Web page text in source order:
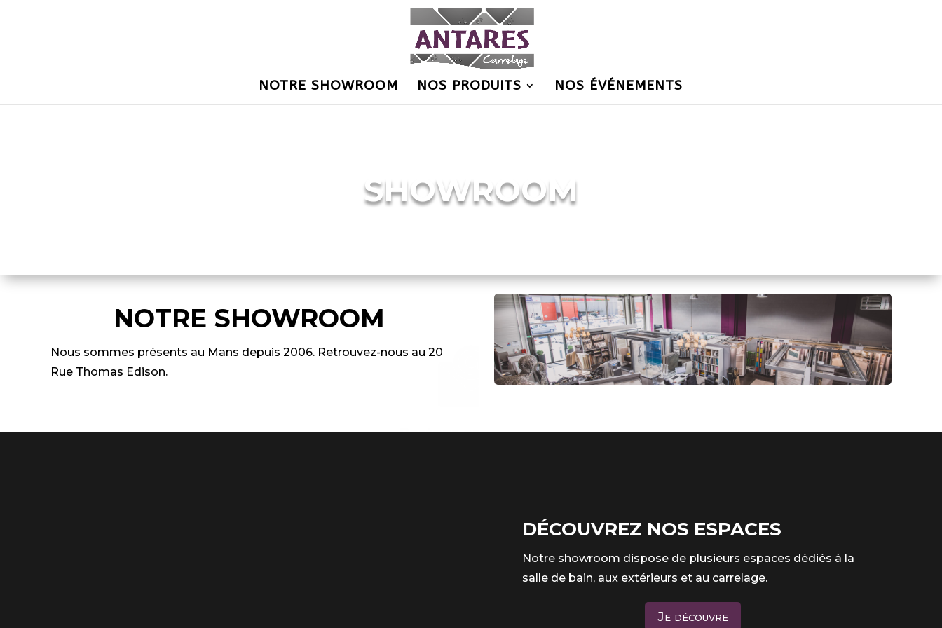
NOTRE SHOWROOM NOS PRODUITS NOS ÉVÉNEMENTS
SHOWROOM
NOTRE SHOWROOM
Nous sommes présents au Mans depuis 2006. Retrouvez-nous au 20
Rue Thomas Edison.
DÉCOUVREZ NOS ESPACES
Notre showroom dispose de plusieurs espaces dédiés à la
salle de bain, aux extérieurs et au carrelage.
Je découvre